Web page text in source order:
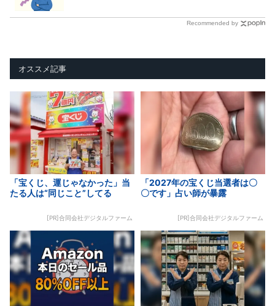
Recommended by
オススメ記事
「宝くじ、運じゃなかった」当
たる人は“同じこと”してる
[PR]合同会社デジタルファーム
「2027年の宝くじ当選者は〇
〇です」占い師が暴露
[PR]合同会社デジタルファーム